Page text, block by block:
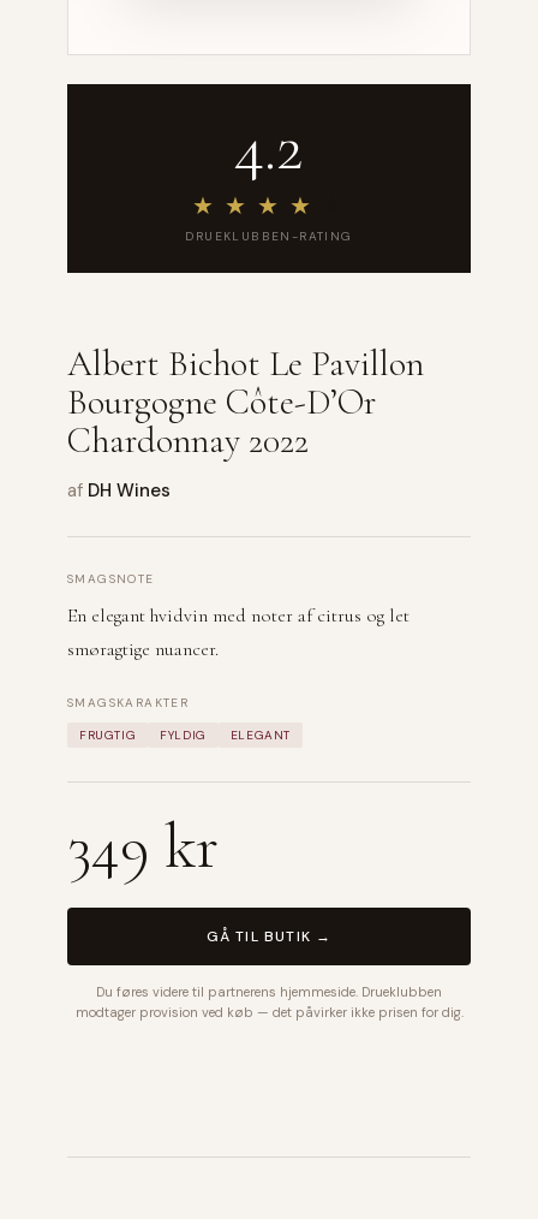
4.2
★ ★ ★ ★
DRUEKLUBBEN-RATING
Albert Bichot Le Pavillon
Bourgogne Côte-D’Or
Chardonnay 2022
af DH Wines
SMAGSNOTE
En elegant hvidvin med noter af citrus og let
smøragtige nuancer.
SMAGSKARAKTER
FRUGTIG FYLDIG ELEGANT
349 kr
GÅ TIL BUTIK →
Du føres videre til partnerens hjemmeside. Drueklubben
modtager provision ved køb — det påvirker ikke prisen for dig.